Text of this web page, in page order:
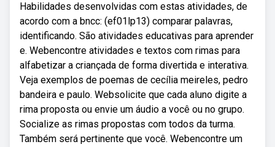
Habilidades desenvolvidas com estas atividades, de
acordo com a bncc: (ef01lp13) comparar palavras,
identificando. São atividades educativas para aprender
e. Webencontre atividades e textos com rimas para
alfabetizar a criançada de forma divertida e interativa.
Veja exemplos de poemas de cecília meireles, pedro
bandeira e paulo. Websolicite que cada aluno digite a
rima proposta ou envie um áudio a você ou no grupo.
Socialize as rimas propostas com todos da turma.
Também será pertinente que você. Webencontre um